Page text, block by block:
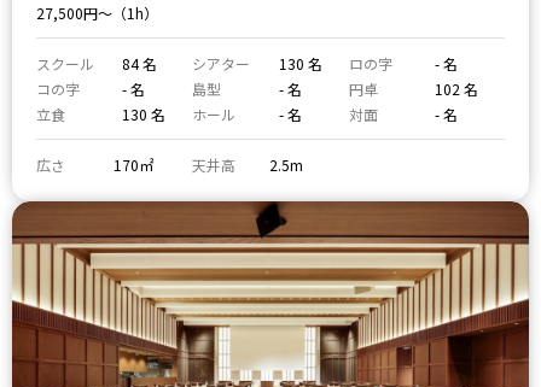
27,500円〜（1h）
スクール 84 名 シアター 130 名 ロの字
- 名
コの字
- 名 島型 - 名 円卓
102 名
立食
130 名 ホール - 名 対面 - 名
広さ 170㎡ 天井高 2.5m